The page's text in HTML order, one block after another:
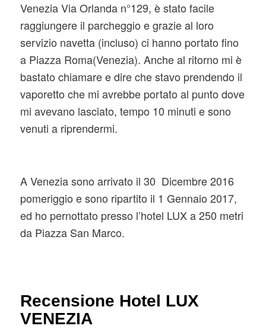
Venezia Via Orlanda n°129, è stato facile
raggiungere il parcheggio e grazie al loro
servizio navetta (incluso) ci hanno portato fino
a Piazza Roma(Venezia). Anche al ritorno mi è
bastato chiamare e dire che stavo prendendo il
vaporetto che mi avrebbe portato al punto dove
mi avevano lasciato, tempo 10 minuti e sono
venuti a riprendermi.
A Venezia sono arrivato il 30 Dicembre 2016
pomeriggio e sono ripartito il 1 Gennaio 2017,
ed ho pernottato presso l’hotel LUX a 250 metri
da Piazza San Marco.
Recensione Hotel LUX
VENEZIA